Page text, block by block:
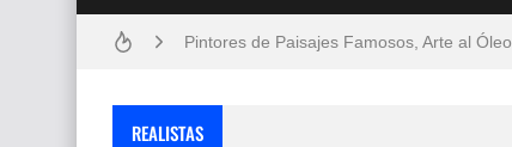
Pintores de Paisajes Famosos, Arte al Óleo
REALISTAS